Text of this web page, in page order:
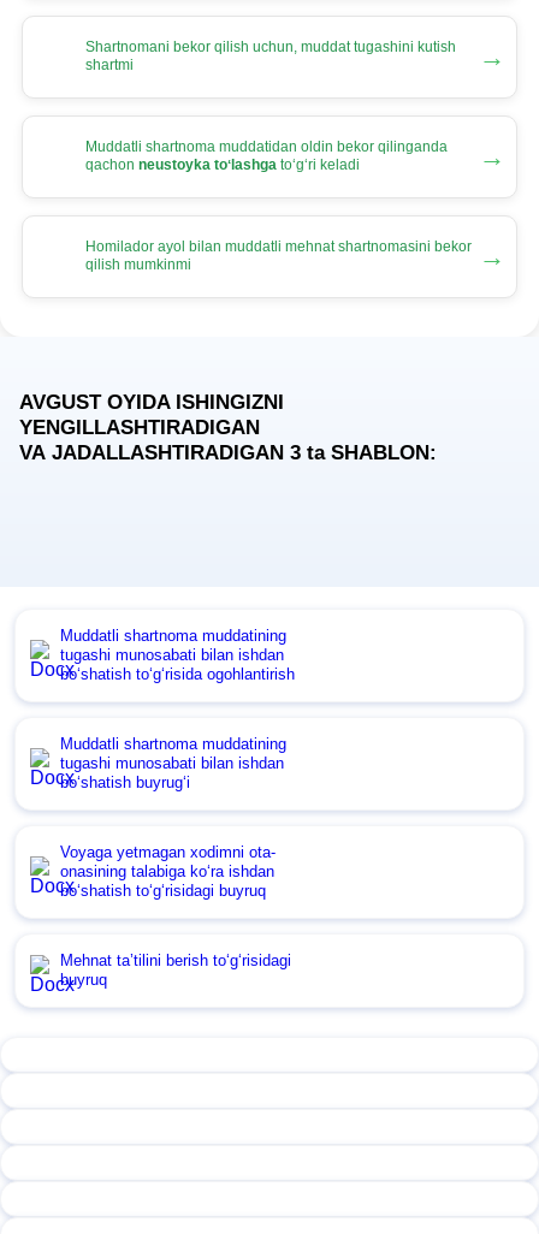
Shartnomani bekor qilish uchun, muddat tugashini kutish
shartmi
→
Muddatli shartnoma muddatidan oldin bekor qilinganda
qachon neustoyka toʻlashga toʻgʻri keladi →
Homilador ayol bilan muddatli mehnat shartnomasini bekor
qilish mumkinmi
→
AVGUST OYIDA ISHINGIZNI
YENGILLASHTIRADIGAN
VA JADALLASHTIRADIGAN 3 taSHABLON:
Muddatli shartnoma muddatining
tugashi munosabati bilan ishdan
boʻshatish toʻgʻrisida ogohlantirish
Muddatli shartnoma muddatining
tugashi munosabati bilan ishdan
boʻshatish buyrugʻi
Voyaga yetmagan хodimni ota-
onasining talabiga koʻra ishdan
boʻshatish toʻgʻrisidagi buyruq
Mehnat ta’tilini berish toʻgʻrisidagi
buyruq